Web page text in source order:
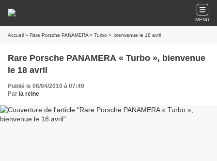
MENU
Accueil » Rare Porsche PANAMERA « Turbo », bienvenue le 18 avril
Rare Porsche PANAMERA « Turbo », bienvenue
le 18 avril
Publié le 06/04/2010 à 07:49
Par la reine